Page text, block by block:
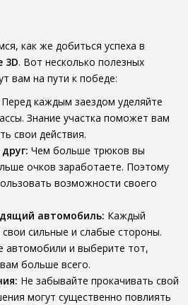
как же добиться успеха в
3D. Вот несколько полезных
вам на пути к победе:
Перед каждым заездом уделяйте
Знание участка поможет вам
свои действия.
Чем больше трюков вы
очков заработаете. Поэтому
возможности своего
автомобиль: Каждый
сильные и слабые стороны.
автомобили и выберите тот,
больше всего.
Не забывайте прокачивать свой
могут существенно повлиять